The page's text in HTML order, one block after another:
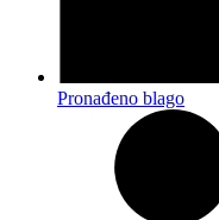
Pronađeno blago